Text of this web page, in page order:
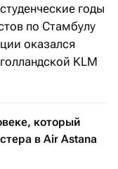
годы
по Стамбулу
оказался
KLM
который
в Air Astana